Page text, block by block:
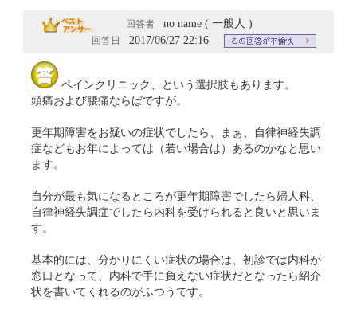
回答者 no name ( 一般人 )
回答日 2017/06/27 22:16
ペインクリニック、という選択肢もあります。
頭痛および腰痛ならばですが。
更年期障害をお疑いの症状でしたら、まぁ、自律神経失調
症などもお年によっては（若い場合は）あるのかなと思い
ます。
自分が最も気になるところが更年期障害でしたら婦人科、
自律神経失調症でしたら内科を受けられると良いと思いま
す。
基本的には、分かりにくい症状の場合は、初診では内科が
窓口となって、内科で手に負えない症状だとなったら紹介
状を書いてくれるのがふつうです。